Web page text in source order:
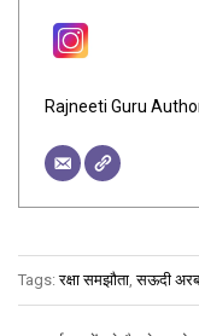
Rajneeti Guru
Tags:रक्षा समझौता ,सऊदी अरब